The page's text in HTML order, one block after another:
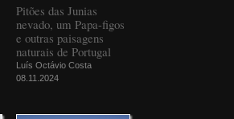
Pitões das Junias
nevado, um Papa-figos
e outras paisagens
naturais de Portugal
Luís Octávio Costa
08.11.2024